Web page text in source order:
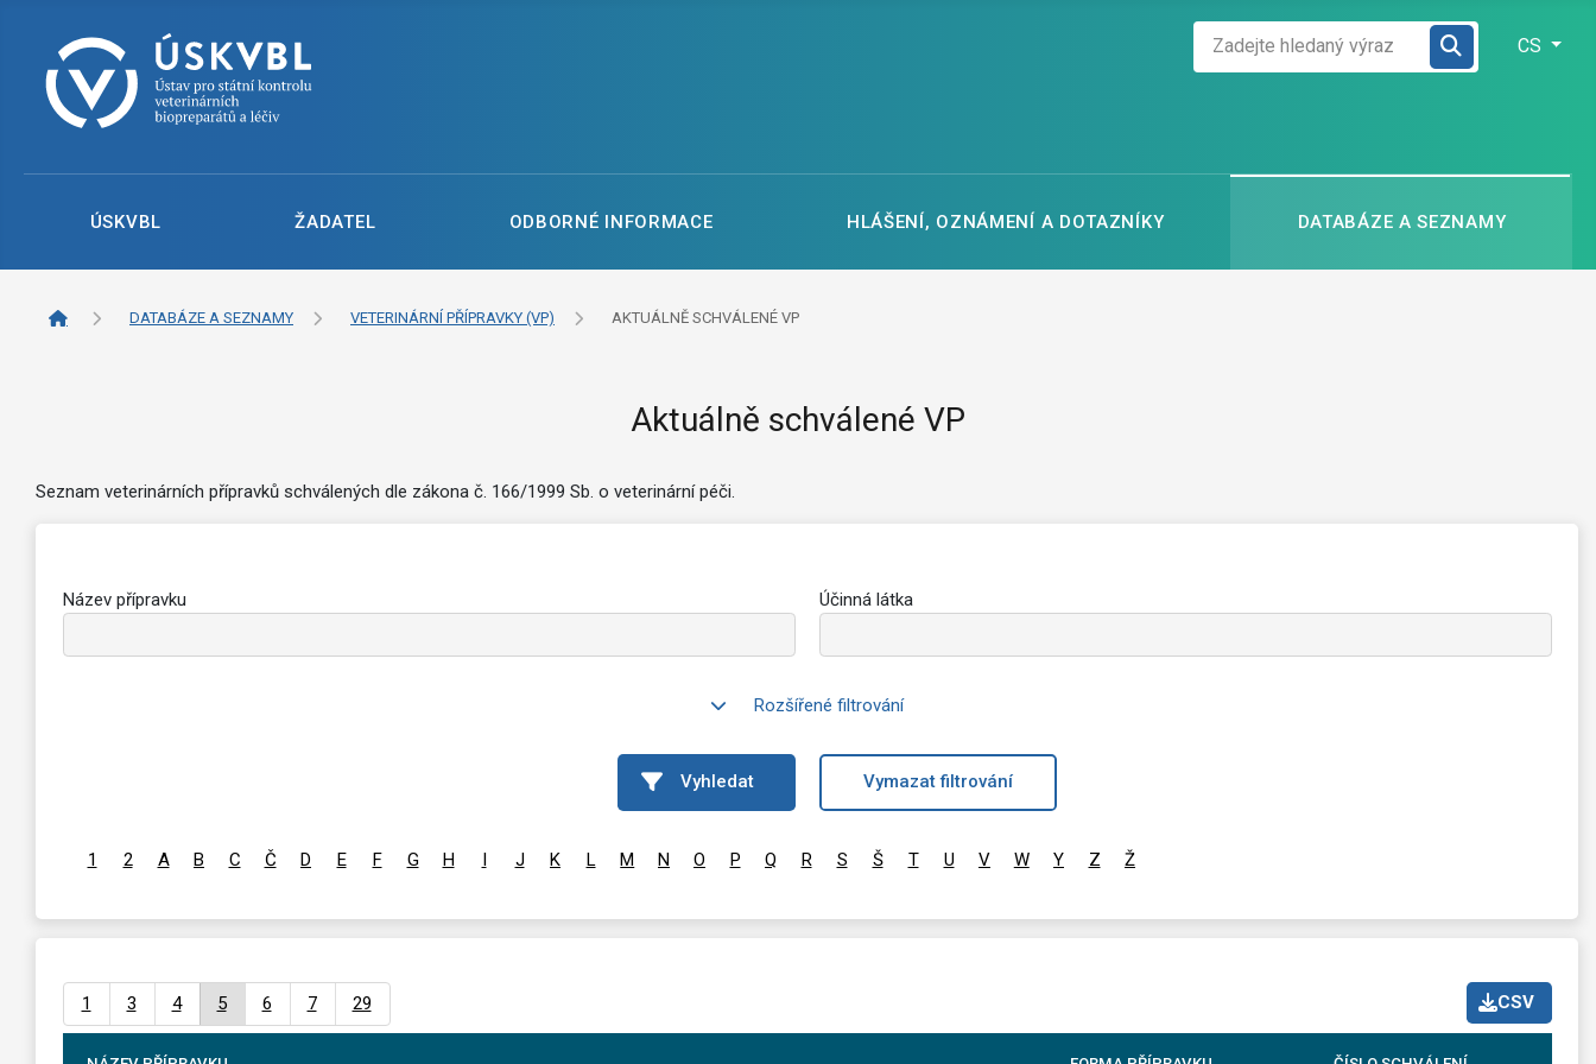
CS
ÚSKVBL ŽADATEL ODBORNÉ INFORMACE HLÁŠENÍ, OZNÁMENÍ A DOTAZNÍKY DATABÁZE A SEZNAMY
DATABÁZE A SEZNAMY VETERINÁRNÍ PŘÍPRAVKY (VP) AKTUÁLNĚ SCHVÁLENÉ VP
Aktuálně schválené VP
Seznam veterinárních přípravků schválených dle zákona č. 166/1999 Sb. o veterinární péči.
Název přípravku Účinná látka
Rozšířené filtrování
Vyhledat Vymazat filtrování
1 2 A B C Č D E F G H I J K L M N O P Q R S Š T U V W Y Z Ž
CSV
1 3 4 5 6 7 29